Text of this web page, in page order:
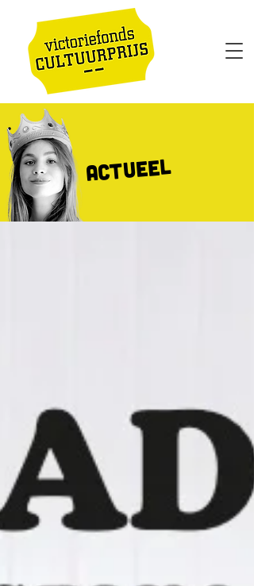
actueel